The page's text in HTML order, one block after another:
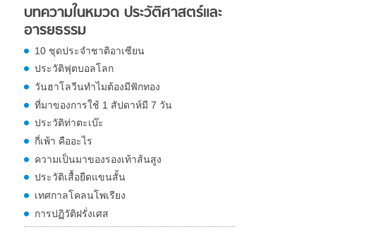
บทความในหมวด ประวัติศาสตร์และ
อารยธรรม
10 ชุดประจำชาติอาเซียน
ประวัติฟุตบอลโลก
วันฮาโลวีนทำไมต้องมีฟักทอง
ที่มาของการใช้ 1 สัปดาห์มี 7 วัน
ประวัติท่าตะเบ๊ะ
กี่เพ้า คืออะไร
ความเป็นมาของรองเท้าส้นสูง
ประวัติเสื้อยืดแขนสั้น
เทศกาลโคลนโพเรียง
การปฏิวัติฝรั่งเศส